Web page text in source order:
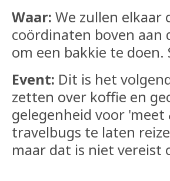
Waar: We zullen elkaar
coördinaten boven aan
om een bakkie te
Event: Dit is het
zetten over koffie en
gelegenheid voor
travelbugs te laten
maar dat is niet vereist